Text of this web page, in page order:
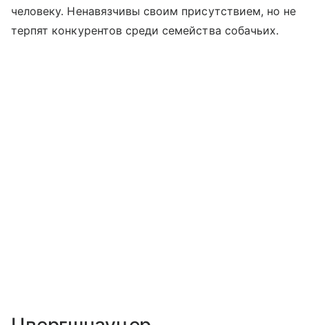
человеку. Ненавязчивы своим присутствием, но не
терпят конкурентов среди семейства собачьих.